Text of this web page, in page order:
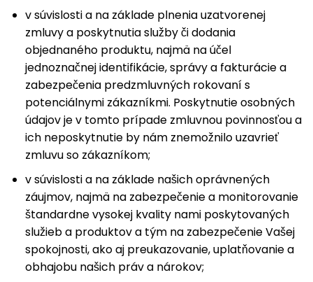
v súvislosti a na základe plnenia uzatvorenej
zmluvy a poskytnutia služby či dodania
objednaného produktu, najmä na účel
jednoznačnej identifikácie, správy a fakturácie a
zabezpečenia predzmluvných rokovaní s
potenciálnymi zákazníkmi. Poskytnutie osobných
údajov je v tomto prípade zmluvnou povinnosťou a
ich neposkytnutie by nám znemožnilo uzavrieť
zmluvu so zákazníkom;
v súvislosti a na základe našich oprávnených
záujmov, najmä na zabezpečenie a monitorovanie
štandardne vysokej kvality nami poskytovaných
služieb a produktov a tým na zabezpečenie Vašej
spokojnosti, ako aj preukazovanie, uplatňovanie a
obhajobu našich práv a nárokov;